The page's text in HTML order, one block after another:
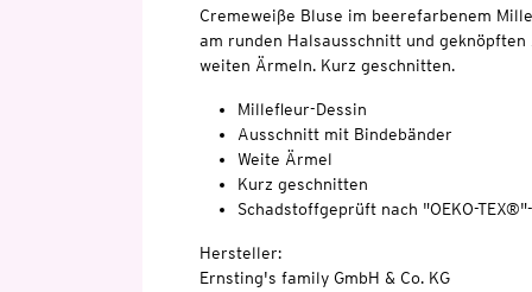
Cremeweiße Bluse im beerefarbenem
am runden Halsausschnitt und
weiten Ärmeln. Kurz geschnitten.
Millefleur-Dessin
Ausschnitt mit Bindebänder
Weite Ärmel
Kurz geschnitten
Schadstoffgeprüft nach "OEKO-
Hersteller:
Ernsting's family GmbH & Co. KG